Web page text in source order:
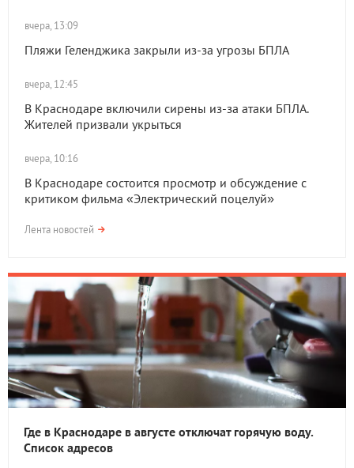
вчера, 13:09
Пляжи Геленджика закрыли из-за угрозы БПЛА
вчера, 12:45
В Краснодаре включили сирены из-за атаки БПЛА.
Жителей призвали укрыться
вчера, 10:16
В Краснодаре состоится просмотр и обсуждение с
критиком фильма «Электрический поцелуй»
Лента новостей
Где в Краснодаре в августе отключат горячую воду.
Список адресов